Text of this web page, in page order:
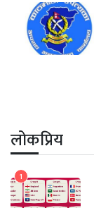
लोकप्रिय
1